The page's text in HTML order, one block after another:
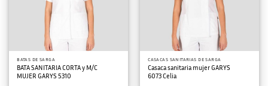
BATAS DE SARGA
BATA SANITARIA CORTA y M/C
MUJER GARYS 5310
CASACAS SANITARIAS DE SARGA
Casaca sanitaria mujer GARYS
6073 Celia